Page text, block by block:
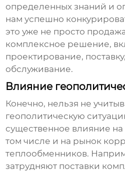
определенных знаний и
нам успешно
это уже не просто
комплексное решение,
проектирование,
обслуживание.
Влияние
Конечно, нельзя не
геополитическую
существенное влияние
том числе и на рынок
теплообменников.
затрудняют поставки